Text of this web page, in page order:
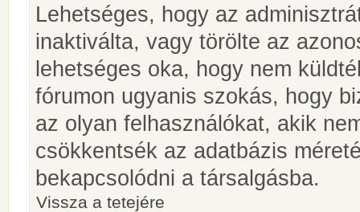
Lehetséges, hogy az
inaktiválta, vagy törölte az
lehetséges oka, hogy nem
fórumon ugyanis szokás, hogy
az olyan felhasználókat, akik
csökkentsék az adatbázis
bekapcsolódni a társalgásba.
Vissza a tetejére